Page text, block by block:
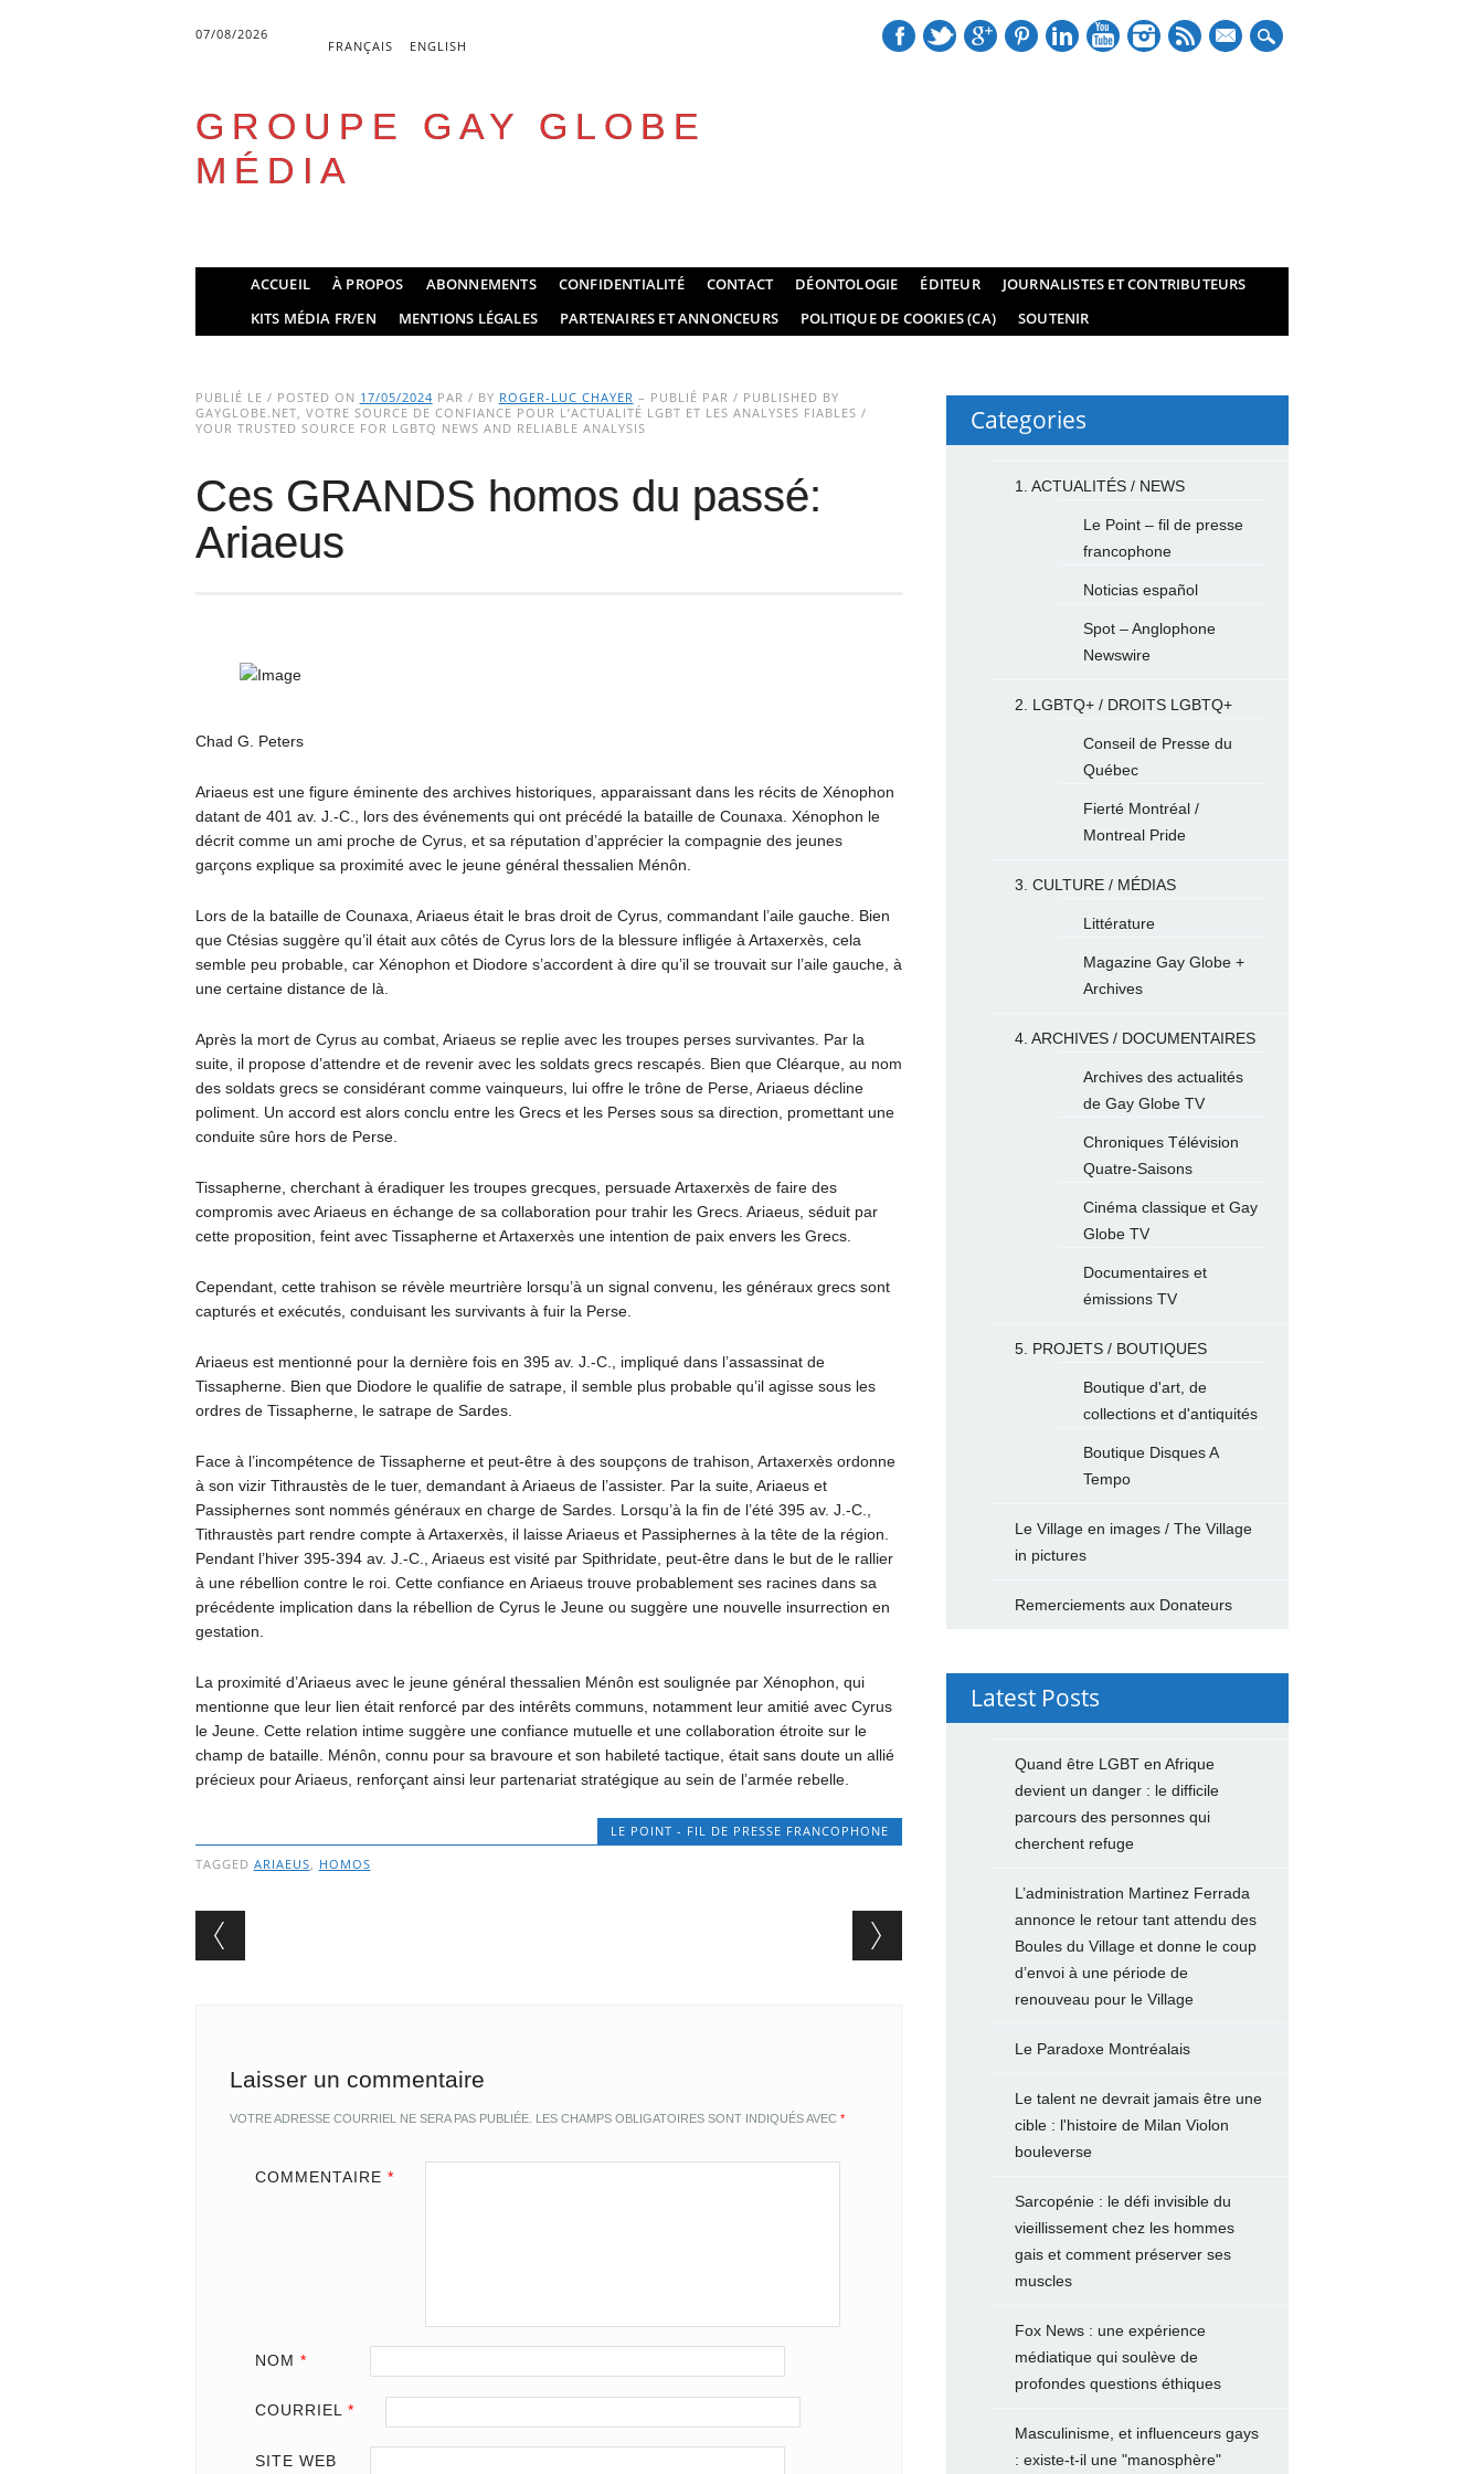
07/08/2026
FRANÇAIS ENGLISH
mail
GROUPE GAY GLOBE
MÉDIA
Main menu
ACCUEIL À PROPOS ABONNEMENTS CONFIDENTIALITÉ CONTACT DÉONTOLOGIE ÉDITEUR
JOURNALISTES ET CONTRIBUTEURS
KITS MÉDIA FR/EN
MENTIONS LÉGALES PARTENAIRES ET ANNONCEURS POLITIQUE DE COOKIES (CA) SOUTENIR
PUBLIÉ LE / POSTED ON 17/05/2024 PAR / BY ROGER-LUC CHAYER – PUBLIÉ PAR / PUBLISHED BY
GAYGLOBE.NET, VOTRE SOURCE DE CONFIANCE POUR L’ACTUALITÉ LGBT ET LES ANALYSES FIABLES /
YOUR TRUSTED SOURCE FOR LGBTQ NEWS AND RELIABLE ANALYSIS
Ces GRANDS homos du passé:
Ariaeus
Chad G. Peters
Ariaeus est une figure éminente des archives historiques, apparaissant dans les récits de Xénophon
datant de 401 av. J.-C., lors des événements qui ont précédé la bataille de Counaxa. Xénophon le
décrit comme un ami proche de Cyrus, et sa réputation d’apprécier la compagnie des jeunes
garçons explique sa proximité avec le jeune général thessalien Ménôn.
Lors de la bataille de Counaxa, Ariaeus était le bras droit de Cyrus, commandant l’aile gauche. Bien
que Ctésias suggère qu’il était aux côtés de Cyrus lors de la blessure infligée à Artaxerxès, cela
semble peu probable, car Xénophon et Diodore s’accordent à dire qu’il se trouvait sur l’aile gauche, à
une certaine distance de là.
Après la mort de Cyrus au combat, Ariaeus se replie avec les troupes perses survivantes. Par la
suite, il propose d’attendre et de revenir avec les soldats grecs rescapés. Bien que Cléarque, au nom
des soldats grecs se considérant comme vainqueurs, lui offre le trône de Perse, Ariaeus décline
poliment. Un accord est alors conclu entre les Grecs et les Perses sous sa direction, promettant une
conduite sûre hors de Perse.
Tissapherne, cherchant à éradiquer les troupes grecques, persuade Artaxerxès de faire des
compromis avec Ariaeus en échange de sa collaboration pour trahir les Grecs. Ariaeus, séduit par
cette proposition, feint avec Tissapherne et Artaxerxès une intention de paix envers les Grecs.
Cependant, cette trahison se révèle meurtrière lorsqu’à un signal convenu, les généraux grecs sont
capturés et exécutés, conduisant les survivants à fuir la Perse.
Ariaeus est mentionné pour la dernière fois en 395 av. J.-C., impliqué dans l’assassinat de
Tissapherne. Bien que Diodore le qualifie de satrape, il semble plus probable qu’il agisse sous les
ordres de Tissapherne, le satrape de Sardes.
Face à l’incompétence de Tissapherne et peut-être à des soupçons de trahison, Artaxerxès ordonne
à son vizir Tithraustès de le tuer, demandant à Ariaeus de l’assister. Par la suite, Ariaeus et
Passiphernes sont nommés généraux en charge de Sardes. Lorsqu’à la fin de l’été 395 av. J.-C.,
Tithraustès part rendre compte à Artaxerxès, il laisse Ariaeus et Passiphernes à la tête de la région.
Pendant l’hiver 395-394 av. J.-C., Ariaeus est visité par Spithridate, peut-être dans le but de le rallier
à une rébellion contre le roi. Cette confiance en Ariaeus trouve probablement ses racines dans sa
précédente implication dans la rébellion de Cyrus le Jeune ou suggère une nouvelle insurrection en
gestation.
La proximité d’Ariaeus avec le jeune général thessalien Ménôn est soulignée par Xénophon, qui
mentionne que leur lien était renforcé par des intérêts communs, notamment leur amitié avec Cyrus
le Jeune. Cette relation intime suggère une confiance mutuelle et une collaboration étroite sur le
champ de bataille. Ménôn, connu pour sa bravoure et son habileté tactique, était sans doute un allié
précieux pour Ariaeus, renforçant ainsi leur partenariat stratégique au sein de l’armée rebelle.
LE POINT - FIL DE PRESSE FRANCOPHONE
TAGGED ARIAEUS, HOMOS
Post navigation
Laisser un commentaire
VOTRE ADRESSE COURRIEL NE SERA PAS PUBLIÉE. LES CHAMPS OBLIGATOIRES SONT INDIQUÉS AVEC *
COMMENTAIRE *
NOM *
COURRIEL *
SITE WEB
Categories
1. ACTUALITÉS / NEWS
Le Point – fil de presse
francophone
Noticias español
Spot – Anglophone
Newswire
2. LGBTQ+ / DROITS LGBTQ+
Conseil de Presse du
Québec
Fierté Montréal /
Montreal Pride
3. CULTURE / MÉDIAS
Littérature
Magazine Gay Globe +
Archives
4. ARCHIVES / DOCUMENTAIRES
Archives des actualités
de Gay Globe TV
Chroniques Télévision
Quatre-Saisons
Cinéma classique et Gay
Globe TV
Documentaires et
émissions TV
5. PROJETS / BOUTIQUES
Boutique d'art, de
collections et d'antiquités
Boutique Disques A
Tempo
Le Village en images / The Village
in pictures
Remerciements aux Donateurs
Latest Posts
Quand être LGBT en Afrique
devient un danger : le difficile
parcours des personnes qui
cherchent refuge
L’administration Martinez Ferrada
annonce le retour tant attendu des
Boules du Village et donne le coup
d’envoi à une période de
renouveau pour le Village
Le Paradoxe Montréalais
Le talent ne devrait jamais être une
cible : l'histoire de Milan Violon
bouleverse
Sarcopénie : le défi invisible du
vieillissement chez les hommes
gais et comment préserver ses
muscles
Fox News : une expérience
médiatique qui soulève de
profondes questions éthiques
Masculinisme, et influenceurs gays
: existe-t-il une "manosphère"